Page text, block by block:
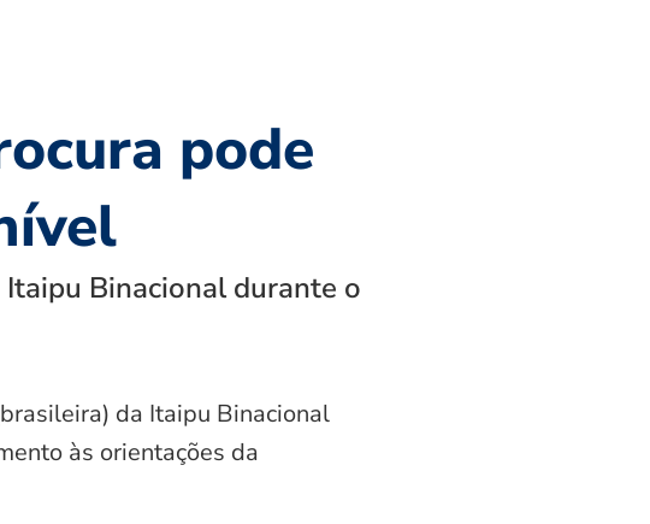
pode
Binacional durante o
da Itaipu Binacional
às orientações da